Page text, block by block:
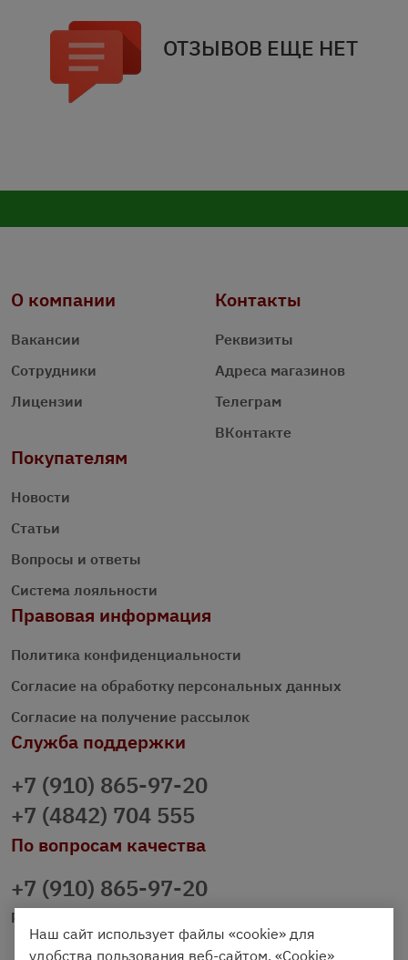
ОТЗЫВОВ ЕЩЕ НЕТ
О компании
Вакансии
Сотрудники
Лицензии
Контакты
Реквизиты
Адреса магазинов
Телеграм
ВКонтакте
Покупателям
Новости
Статьи
Вопросы и ответы
Система лояльности
Правовая информация
Политика конфиденциальности
Согласие на обработку персональных данных
Согласие на получение рассылок
Служба поддержки
+7 (910) 865-97-20
+7 (4842) 704 555
По вопросам качества
+7 (910) 865-97-20
prazdnichniy40@palmi.ru
Наш сайт использует файлы «cookie» для
удобства пользования веб-сайтом. «Cookie»